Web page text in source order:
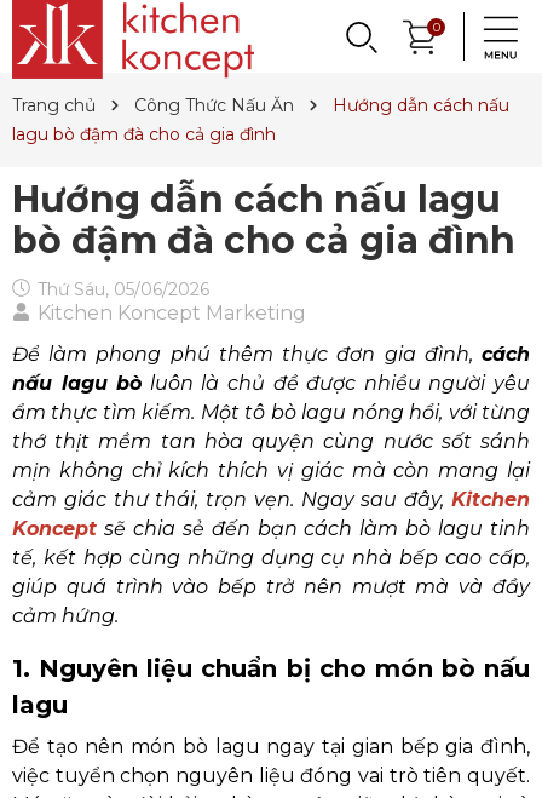
0
SALE TIN TỨC
QUAY LẠI NỒI, CHẢO
Nồi
Nồi Áp Suất
Xửng Hấp
Khay Gang, Lò Nướng
Phụ Kiện Gang
QUAY LẠI DAO, KÉO
Dao
Dao Nhật
Phụ Kiện Dao
QUAY LẠI
PHỤ KIỆN & TRANG
TRÍ BÀN ĂN
Tô, Chén, Dĩa
Trang Trí Bàn Ăn
Hũ Đựng Gia Vị
Ấm Trà
Khăn Bàn Ăn
QUAY LẠI PHỤ KIỆN BẾP
Dụng Cụ Nhà Bếp
Lót Nồi & Tay Cầm
Dụng Cụ Làm Kem
Máy Ép Đa Năng
QUAY LẠI
DỤNG CỤ LÀM BÁNH
& MÌ Ý
Dụng Cụ Làm Pasta
Khay Nướng Bánh
QUAY LẠI
LY, BÌNH NƯỚC,
DECANTER
Ly Pha Lê
Ly Thủy Tinh
Bình Nước
Decanter
QUAY LẠI PHỤ KIỆN RƯỢU
Đầu Rót
Bình Giữ Mát
Thiết Bị Sục Oxy
Hút Chân Không
Máy Chiết Rượu
Dụng Cụ Pha Chế
Khui Rượu, Nút Chai
QUAY LẠI DANH MỤC KHÁC
Sản Phẩm Cho Bé
Tinh Dầu
Dung Dịch Sát Khuẩn
Vệ Sinh Nhà Cửa
Bình, Ly & Hũ Giữ Nhiệt
Bình Trà
Trang chủ Công Thức Nấu Ăn
Hướng dẫn cách nấu
lagu bò đậm đà cho cả gia đình
Hướng dẫn cách nấu lagu
bò đậm đà cho cả gia đình
Thứ Sáu, 05/06/2026
Kitchen Koncept Marketing
Để làm phong phú thêm thực đơn gia đình, cách
nấu lagu bò luôn là chủ đề được nhiều người yêu
ẩm thực tìm kiếm. Một tô bò lagu nóng hổi, với từng
thớ thịt mềm tan hòa quyện cùng nước sốt sánh
mịn không chỉ kích thích vị giác mà còn mang lại
cảm giác thư thái, trọn vẹn. Ngay sau đây, Kitchen
Koncept sẽ chia sẻ đến bạn cách làm bò lagu tinh
tế, kết hợp cùng những dụng cụ nhà bếp cao cấp,
giúp quá trình vào bếp trở nên mượt mà và đầy
cảm hứng.
1. Nguyên liệu chuẩn bị cho món bò nấu
lagu
Để tạo nên món bò lagu ngay tại gian bếp gia đình,
việc tuyển chọn nguyên liệu đóng vai trò tiên quyết.